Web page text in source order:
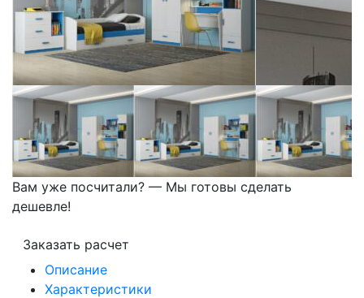
Вам уже посчитали? — Мы готовы сделать
дешевле!
Заказать расчет
Описание
Характеристики